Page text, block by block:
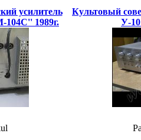
усилитель
1989г.
Культовый
У-